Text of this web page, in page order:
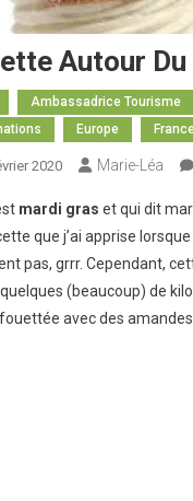
Autour
Ambassadrice Tourisme
Europe
2020 Marie-Léa
mardi gras et qui dit
que j’ai apprise
pas, grrr. Cependant,
(beaucoup) de
avec des